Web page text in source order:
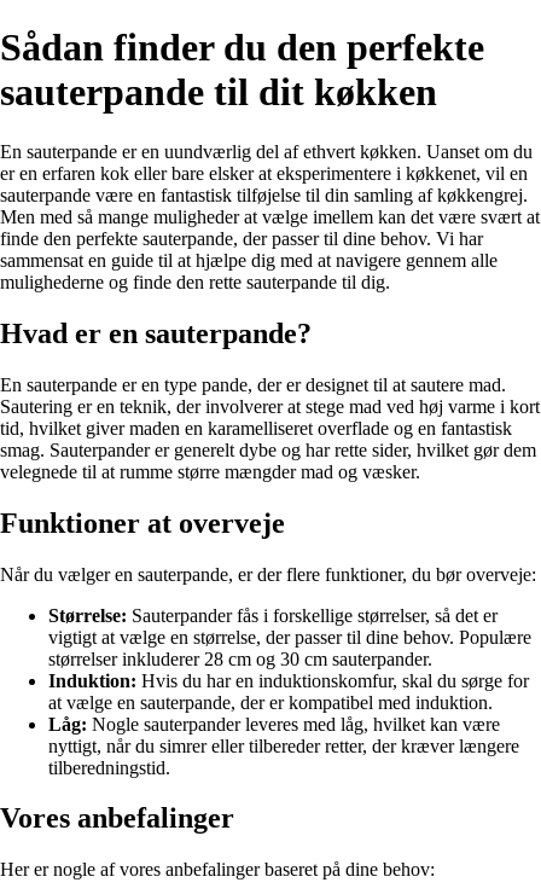
Sådan finder du den perfekte
sauterpande til dit køkken
En sauterpande er en uundværlig del af ethvert køkken. Uanset om du
er en erfaren kok eller bare elsker at eksperimentere i køkkenet, vil en
sauterpande være en fantastisk tilføjelse til din samling af køkkengrej.
Men med så mange muligheder at vælge imellem kan det være svært at
finde den perfekte sauterpande, der passer til dine behov. Vi har
sammensat en guide til at hjælpe dig med at navigere gennem alle
mulighederne og finde den rette sauterpande til dig.
Hvad er en sauterpande?
En sauterpande er en type pande, der er designet til at sautere mad.
Sautering er en teknik, der involverer at stege mad ved høj varme i kort
tid, hvilket giver maden en karamelliseret overflade og en fantastisk
smag. Sauterpander er generelt dybe og har rette sider, hvilket gør dem
velegnede til at rumme større mængder mad og væsker.
Funktioner at overveje
Når du vælger en sauterpande, er der flere funktioner, du bør overveje:
Størrelse: Sauterpander fås i forskellige størrelser, så det er
vigtigt at vælge en størrelse, der passer til dine behov. Populære
størrelser inkluderer 28 cm og 30 cm sauterpander.
Induktion: Hvis du har en induktionskomfur, skal du sørge for
at vælge en sauterpande, der er kompatibel med induktion.
Låg: Nogle sauterpander leveres med låg, hvilket kan være
nyttigt, når du simrer eller tilbereder retter, der kræver længere
tilberedningstid.
Vores anbefalinger
Her er nogle af vores anbefalinger baseret på dine behov: